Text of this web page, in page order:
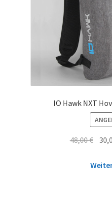
IO Hawk NXT
48,00€